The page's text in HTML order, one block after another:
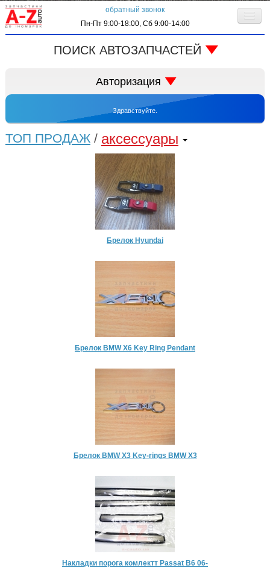
обратный звонок
Пн-Пт 9:00-18:00, Сб 9:00-14:00
О компании
Контактная информация
ПОИСК АВТОЗАПЧАСТЕЙ
Авторизация
Здравствуйте.
автоматически входить в систему
ТОП ПРОДАЖ/ аксессуары
Брелок Hyundai
Брелок BMW X6 Key Ring Pendant
Брелок BMW X3 Key-rings BMW X3
Накладки порога комлектт Passat B6 06-